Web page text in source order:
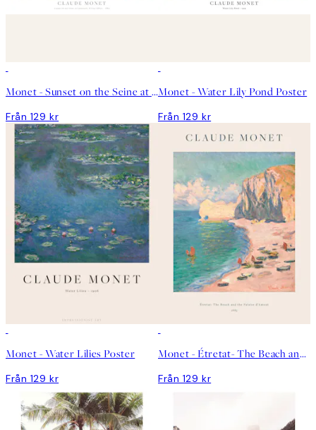
Monet - Sunset on the Seine at Lavacourt, Winter Effect Poster
Från 129 kr
Monet - Water Lily Pond Poster
Från 129 kr
Monet - Water Lilies Poster
Från 129 kr
Monet - Étretat- The Beach and the Falaise d'Amont Poster
Från 129 kr